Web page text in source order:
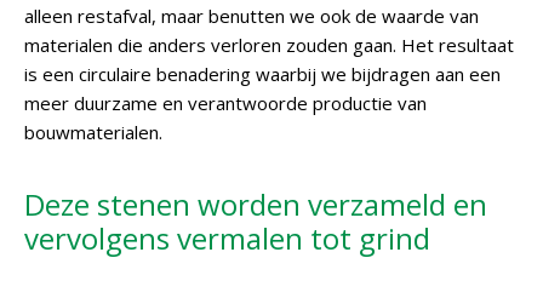
alleen restafval, maar benutten we ook de waarde van
materialen die anders verloren zouden gaan. Het resultaat
is een circulaire benadering waarbij we bijdragen aan een
meer duurzame en verantwoorde productie van
bouwmaterialen.
Deze stenen worden verzameld en
vervolgens vermalen tot grind